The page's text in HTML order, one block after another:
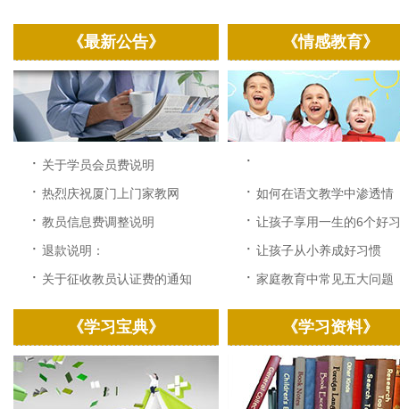
《最新公告》
· 关于学员会员费说明
· 热烈庆祝厦门上门家教网
改...
· 教员信息费调整说明
· 退款说明：
· 关于征收教员认证费的通知
《情感教育》
·
· 如何在语文教学中渗透情
感...
· 让孩子享用一生的6个好
· 让孩子从小养成好习惯
· 家庭教育中常见五大问题
《学习宝典》 《学习资料》